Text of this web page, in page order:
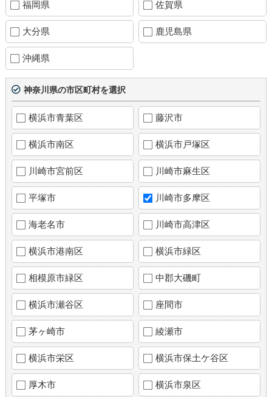
福岡県 佐賀県
大分県 鹿児島県
沖縄県
神奈川県の市区町村を選択
横浜市青葉区 藤沢市
横浜市南区 横浜市戸塚区
川崎市宮前区 川崎市麻生区
平塚市 川崎市多摩区
海老名市 川崎市高津区
横浜市港南区 横浜市緑区
相模原市緑区 中郡大磯町
横浜市瀬谷区 座間市
茅ヶ崎市 綾瀬市
横浜市栄区 横浜市保土ケ谷区
厚木市 横浜市泉区